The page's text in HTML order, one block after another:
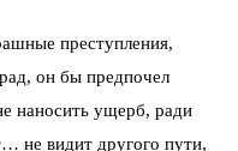
преступления,
он бы предпочел
наносить ущерб, ради
не видит другого пути,